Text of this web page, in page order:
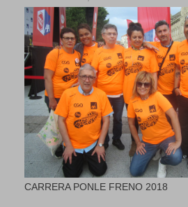
CARRERA PONLE FRENO 2018